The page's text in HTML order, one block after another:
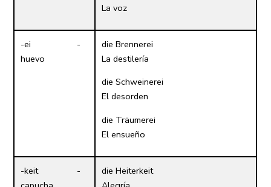
La voz
-ei -
huevo
die Brennerei
La destilería
die Schweinerei
El desorden
die Träumerei
El ensueño
-keit -
die Heiterkeit